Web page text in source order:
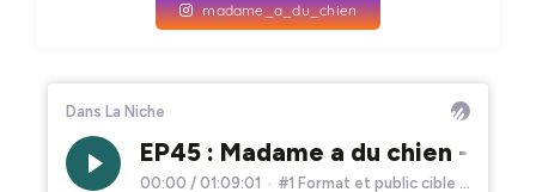
madame_a_du_chien